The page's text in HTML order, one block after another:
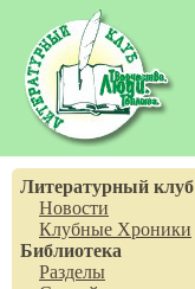
Литературный клуб
Новости
Клубные Хроники
Библиотека
Разделы